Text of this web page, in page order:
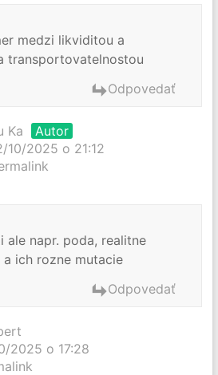
medzi likviditou a
transportovatelnostou
Odpovedať
Ka
Autor
10/2025 o 21:12
ale napr. poda, realitne
ich rozne mutacie
Odpovedať
2025 o 17:28